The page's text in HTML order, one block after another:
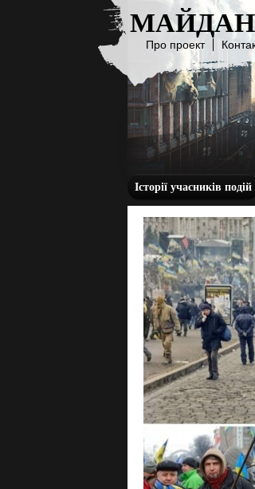
МАЙДАН
Про проект
Історії учасників подій